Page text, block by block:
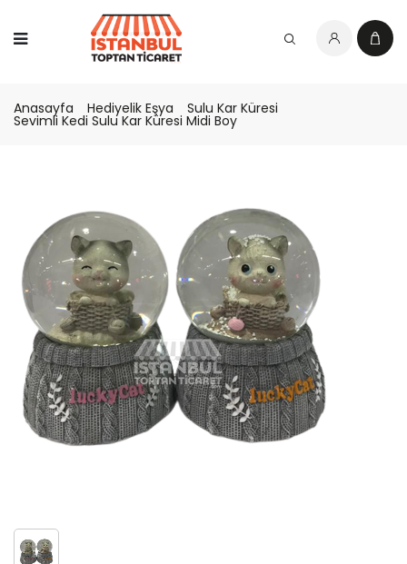
Anasayfa Hediyelik Eşya Sulu Kar Küresi
Sevimli Kedi Sulu Kar Küresi Midi Boy